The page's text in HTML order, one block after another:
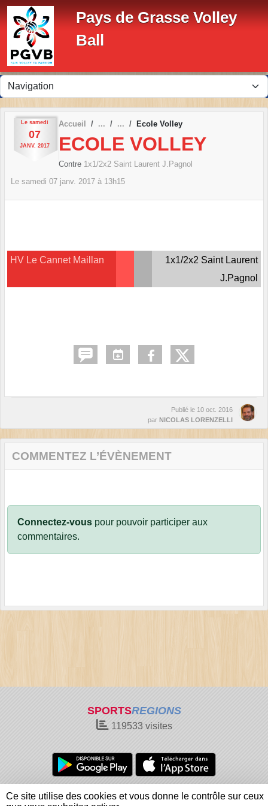
Pays de Grasse Volley
Ball
Le samedi
07
JANV. 2017
Accueil Ecole Volley
ECOLE VOLLEY
Contre 1x1/2x2 Saint Laurent J.Pagnol
Le samedi 07 janv. 2017 à 13h15
HV Le Cannet Maillan
1x1/2x2 Saint Laurent
J.Pagnol
Publié le 10 oct. 2016
par NICOLAS LORENZELLI
COMMENTEZ L’ÉVÈNEMENT
Connectez-vous pour pouvoir participer aux
commentaires.
SPORTSREGIONS
119533 visites
Charte cookies
Gestion des cookies
Panneau de gestion des cookies
Ce site utilise des cookies et vous donne le contrôle sur ceux